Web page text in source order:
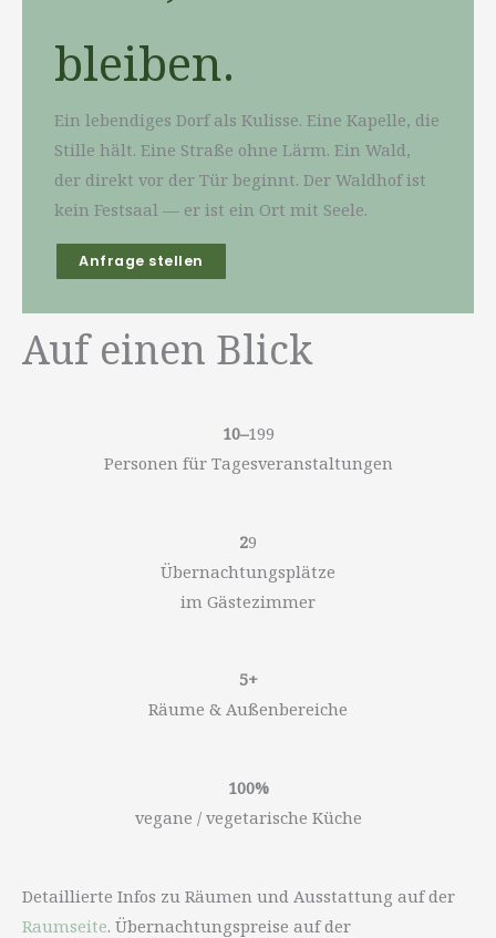
bleiben.
Ein lebendiges Dorf als Kulisse. Eine Kapelle, die
Stille hält. Eine Straße ohne Lärm. Ein Wald,
der direkt vor der Tür beginnt. Der Waldhof ist
kein Festsaal — er ist ein Ort mit Seele.
Anfrage stellen
Auf einen Blick
10–199
Personen für Tagesveranstaltungen
29
Übernachtungsplätze
im Gästezimmer
5+
Räume & Außenbereiche
100%
vegane / vegetarische Küche
Detaillierte Infos zu Räumen und Ausstattung auf der
Raumseite. Übernachtungspreise auf der